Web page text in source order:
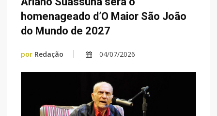
homenageado d’O Maior São João
do Mundo de 2027
por Redação 04/07/2026